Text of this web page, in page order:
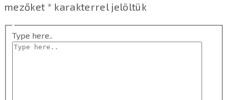
mezőket * karakterrel jelöltük
Type here..